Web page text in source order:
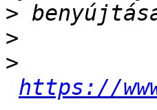
>
>
>
https://